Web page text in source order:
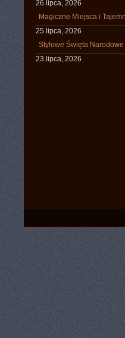
26 lipca, 2026
Magiczne Miejsca i
25 lipca, 2026
Stylowe Święta Narodowe
23 lipca, 2026